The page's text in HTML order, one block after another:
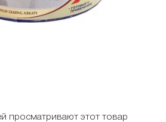
просматривают этот товар